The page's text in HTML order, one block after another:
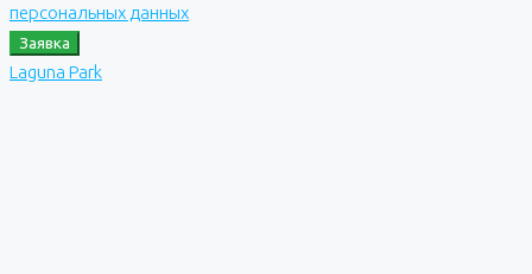
персональных данных
Заявка
Laguna Park